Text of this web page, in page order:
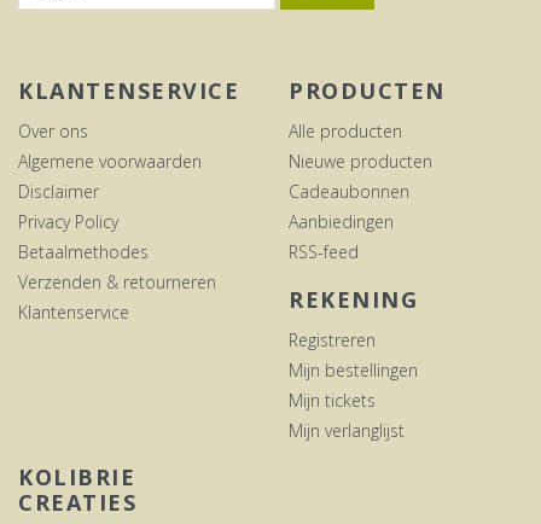
KLANTENSERVICE
Over ons
Algemene voorwaarden
Disclaimer
Privacy Policy
Betaalmethodes
Verzenden & retourneren
Klantenservice
PRODUCTEN
Alle producten
Nieuwe producten
Cadeaubonnen
Aanbiedingen
RSS-feed
REKENING
Registreren
Mijn bestellingen
Mijn tickets
Mijn verlanglijst
KOLIBRIE
CREATIES